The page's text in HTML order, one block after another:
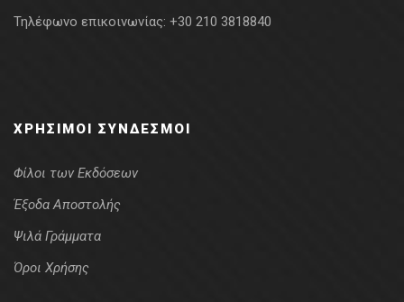
Τηλέφωνο επικοινωνίας: +30 210 3818840
ΧΡΉΣΙΜΟΙ ΣΎΝΔΕΣΜΟΙ
Φίλοι των Εκδόσεων
Έξοδα Αποστολής
Ψιλά Γράμματα
Όροι Χρήσης